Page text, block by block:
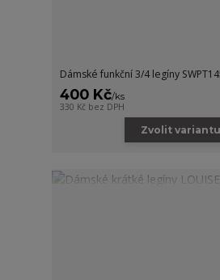
Dámské funkční 3/4 legíny
400 Kč/ks
330 Kč bez DPH
Zvolit variantu